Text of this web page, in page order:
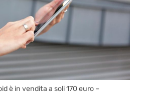
è in vendita a soli 170 euro –